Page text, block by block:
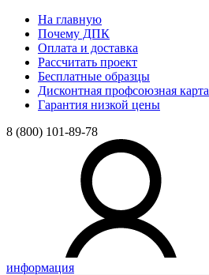
На главную
Почему ДПК
Оплата и доставка
Рассчитать проект
Бесплатные образцы
Дисконтная профсоюзная карта
Гарантия низкой цены
8 (800) 101-89-78
информация